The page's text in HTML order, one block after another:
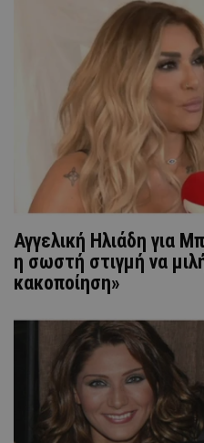
Αγγελική Ηλιάδη για
η σωστή στιγμή να
κακοποίηση»